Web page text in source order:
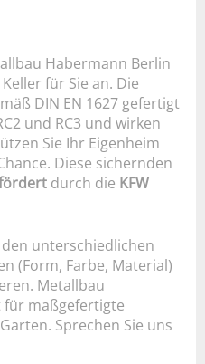
Habermann Berlin
für Sie an. Die
DIN EN 1627 gefertigt
und RC3 und wirken
Sie Ihr Eigenheim
Diese sichernden
durch die KFW
unterschiedlichen
(Form, Farbe, Material)
Metallbau
maßgefertigte
Sprechen Sie uns